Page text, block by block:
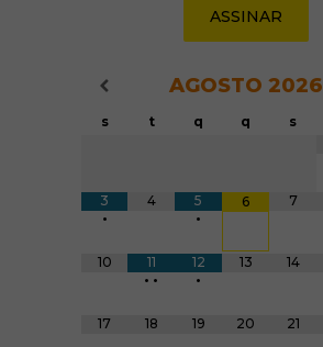
Navegação do Calendário
AGOSTO 2026
s t q q s
3
•
4
5
•
6 7
10
11
• •
12
•
13 14
17 18 19 20 21